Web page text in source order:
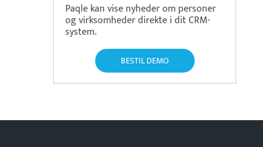
Paqle kan vise nyheder om personer
og virksomheder direkte i dit CRM-
system.
BESTIL DEMO